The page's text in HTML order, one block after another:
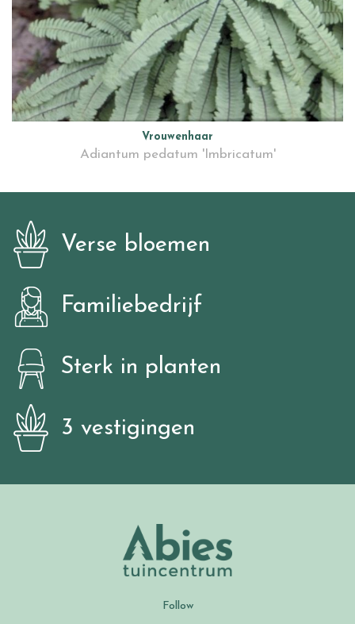
Vrouwenhaar
Adiantum pedatum 'Imbricatum'
Verse bloemen
Familiebedrijf
Sterk in planten
3 vestigingen
Follow